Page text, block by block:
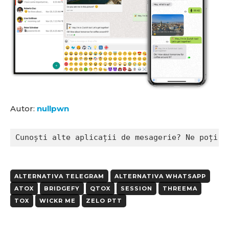
Autor: nullpwn
Cunoști alte aplicații de mesagerie? Ne poți
ALTERNATIVA TELEGRAM
ALTERNATIVA WHATSAPP
ATOX
BRIDGEFY QTOX SESSION
THREEMA
TOX
WICKR ME ZELO PTT